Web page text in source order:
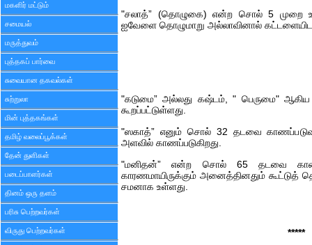
மகளிர் மட்டும்
சமையல்
மருத்துவம்
புத்தகப் பார்வை
சுவையான தகவல்கள்
சுற்றுலா
மின் புத்தகங்கள்
தமிழ் வலைப்பூக்கள்
தேன் துளிகள்
படைப்பாளர்கள்
தினம் ஒரு தளம்
பரிசு பெற்றவர்கள்
விருது பெற்றவர்கள்
"சலாத்” (தொழுகை) என்ற சொல் 5 முறை
ஐவேளை தொழுமாறு அல்லாவினால்
"கடுமை” அல்லது கஷ்டம், " பெருமை"
கூறப்பட்டுள்ளது.
"ஸகாத்” எனும் சொல் 32 தடவை
அளவில் காணப்படுகிறது.
"மனிதன்” என்ற சொல் 65 தடவை
காரணமாயிருக்கும் அனைத்தினதும்
சமனாக உள்ளது.
*****